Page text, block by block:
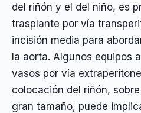
del riñón y el del niño, es
trasplante por vía
incisión media para
la aorta. Algunos equipos
vasos por vía
colocación del riñón,
gran tamaño, puede